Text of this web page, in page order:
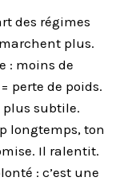
des régimes
plus.
: moins de
perte de poids.
subtile.
longtemps, ton
Il ralentit.
: c’est une